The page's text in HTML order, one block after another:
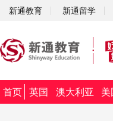
新通教育 新通留学
首页 英国 澳大利亚 美